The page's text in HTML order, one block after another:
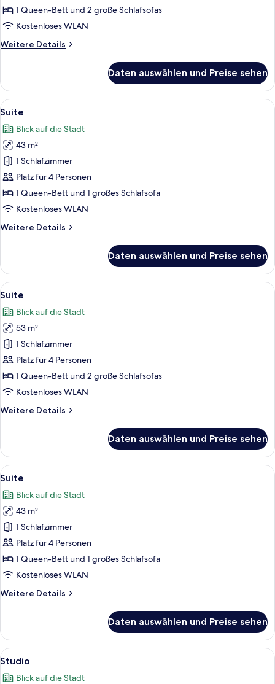
1 Queen-Bett und 2 große Schlafsofas
Kostenloses WLAN
Weitere Details
Weitere
Daten auswählen und Preise sehen
Alle
Fotos
für
Suite
anzeigen
Ein Essbereich mit Korbstühlen,
8
Suite
Blick auf die Stadt
43 m²
1 Schlafzimmer
Platz für 4 Personen
1 Queen-Bett und 1 großes Schlafsofa
Kostenloses WLAN
Weitere Details
Weitere
Daten auswählen und Preise sehen
Alle
Fotos
für
Suite
anzeigen
Suite | Allergikerbettwaren,
8
Suite
Blick auf die Stadt
53 m²
1 Schlafzimmer
Platz für 4 Personen
1 Queen-Bett und 2 große Schlafsofas
Kostenloses WLAN
Weitere Details
Weitere
Daten auswählen und Preise sehen
Alle
Fotos
für
Suite
anzeigen
Suite | Wohnbereich | 80-cm-
10
Suite
Blick auf die Stadt
43 m²
1 Schlafzimmer
Platz für 4 Personen
1 Queen-Bett und 1 großes Schlafsofa
Kostenloses WLAN
Weitere Details
Weitere
Daten auswählen und Preise sehen
Alle
Fotos
Studio | Allergikerbettwaren,
14
Studio
Blick auf die Stadt